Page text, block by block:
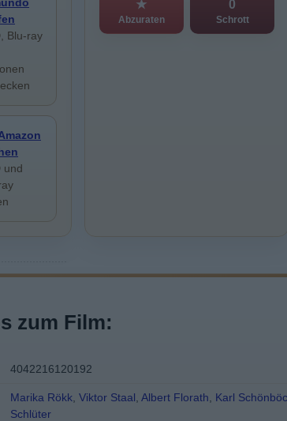
Blu-ray
und
★
Abzuraten
0
Schrott
zum Film:
4042216120192
Marika Rökk Viktor Staal Albert Florath Karl
Schlüter